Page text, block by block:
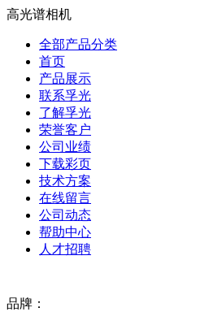
高光谱相机
全部产品分类
首页
产品展示
联系孚光
了解孚光
荣誉客户
公司业绩
下载彩页
技术方案
在线留言
公司动态
帮助中心
人才招聘
品牌：